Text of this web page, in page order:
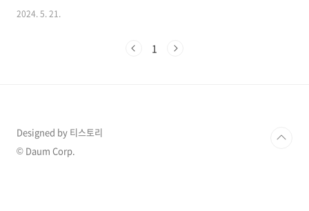
출 수위 그리고 시즌2 기대감에 대한 결말을 알아보겠습니다. 더 에이트
영화인 한공주에서 주연을 맡기도 했습니다. 밀양 사건 주범들은 제대로
2024. 5. 21.
1
Designed by 티스토리
© Daum Corp.